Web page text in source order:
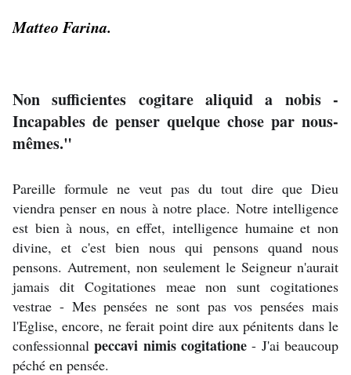
Matteo Farina.
Non sufficientes cogitare aliquid a nobis -
Incapables de penser quelque chose par nous-
mêmes."
Pareille formule ne veut pas du tout dire que Dieu
viendra penser en nous à notre place. Notre intelligence
est bien à nous, en effet, intelligence humaine et non
divine, et c'est bien nous qui pensons quand nous
pensons. Autrement, non seulement le Seigneur n'aurait
jamais dit Cogitationes meae non sunt cogitationes
vestrae - Mes pensées ne sont pas vos pensées mais
l'Eglise, encore, ne ferait point dire aux pénitents dans le
confessionnalpeccavi nimis cogitatione - J'ai beaucoup
péché en pensée.